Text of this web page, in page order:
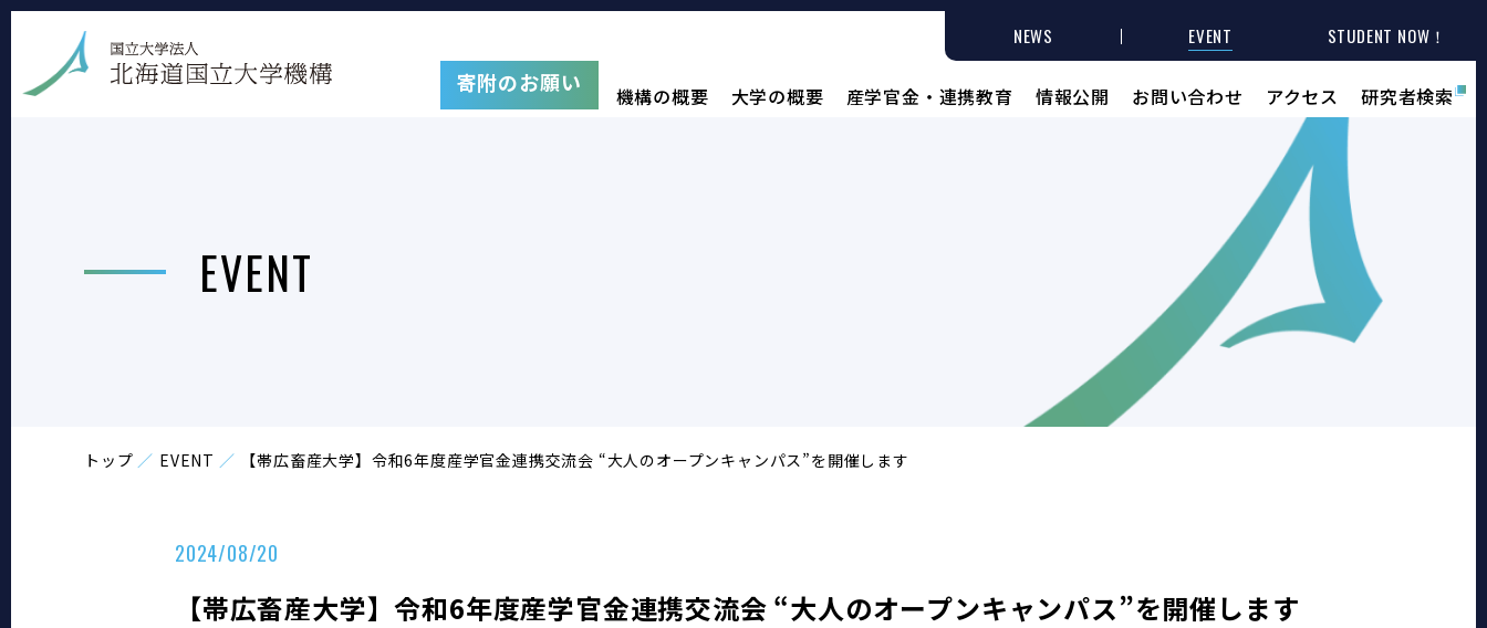
寄附のお願い
NEWS EVENT STUDENT NOW！
機構の概要 大学の概要 産学官金・連携教育 情報公開 お問い合わせ アクセス 研究者検索
EVENT
トップ EVENT 【帯広畜産大学】令和6年度産学官金連携交流会 “大人のオープンキャンパス”を開催します
2024/08/20
【帯広畜産大学】令和6年度産学官金連携交流会 “大人のオープンキャンパス”を開催します